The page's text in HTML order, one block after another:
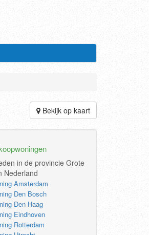
Bekijk op kaart
in de provincie Grote
Nederland
Amsterdam
Den Bosch
Den Haag
Eindhoven
Rotterdam